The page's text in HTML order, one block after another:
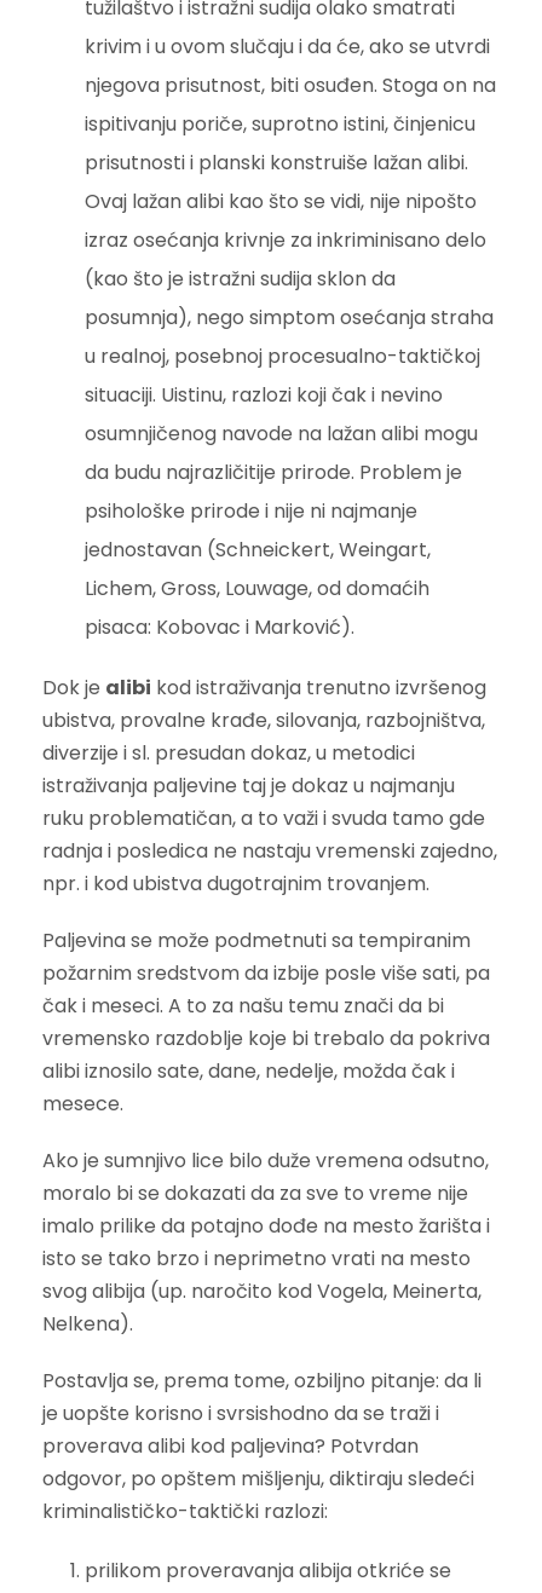
tužilaštvo i istražni sudija olako smatrati
krivim i u ovom slučaju i da će, ako se utvrdi
njegova prisutnost, biti osuđen. Stoga on na
ispitivanju poriče, suprotno istini, činjenicu
prisutnosti i planski konstruiše lažan alibi.
Ovaj lažan alibi kao što se vidi, nije nipošto
izraz osećanja krivnje za inkriminisano delo
(kao što je istražni sudija sklon da
posumnja), nego simptom osećanja straha
u realnoj, posebnoj procesualno-taktičkoj
situaciji. Uistinu, razlozi koji čak i nevino
osumnjičenog navode na lažan alibi mogu
da budu najrazličitije prirode. Problem je
psihološke prirode i nije ni najmanje
jednostavan (Schneickert, Weingart,
Lichem, Gross, Louwage, od domaćih
pisaca: Kobovac i Marković).
Dok je alibi kod istraživanja trenutno izvršenog
ubistva, provalne krađe, silovanja, razbojništva,
diverzije i sl. presudan dokaz, u metodici
istraživanja paljevine taj je dokaz u najmanju
ruku problematičan, a to važi i svuda tamo gde
radnja i posledica ne nastaju vremenski zajedno,
npr. i kod ubistva dugotrajnim trovanjem.
Paljevina se može podmetnuti sa tempiranim
požarnim sredstvom da izbije posle više sati, pa
čak i meseci. A to za našu temu znači da bi
vremensko razdoblje koje bi trebalo da pokriva
alibi iznosilo sate, dane, nedelje, možda čak i
mesece.
Ako je sumnjivo lice bilo duže vremena odsutno,
moralo bi se dokazati da za sve to vreme nije
imalo prilike da potajno dođe na mesto žarišta i
isto se tako brzo i neprimetno vrati na mesto
svog alibija (up. naročito kod Vogela, Meinerta,
Nelkena).
Postavlja se, prema tome, ozbiljno pitanje: da li
je uopšte korisno i svrsishodno da se traži i
proverava alibi kod paljevina? Potvrdan
odgovor, po opštem mišljenju, diktiraju sledeći
kriminalističko-taktički razlozi:
prilikom proveravanja alibija otkriće se